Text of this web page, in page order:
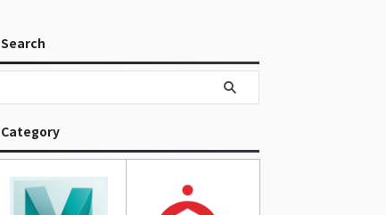
Search
Category